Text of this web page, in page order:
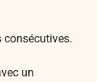
consécutives.
un